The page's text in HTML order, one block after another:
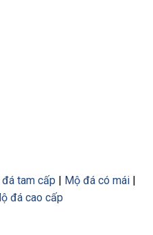
tam cấp | Mộ đá có mái |
đá cao cấp